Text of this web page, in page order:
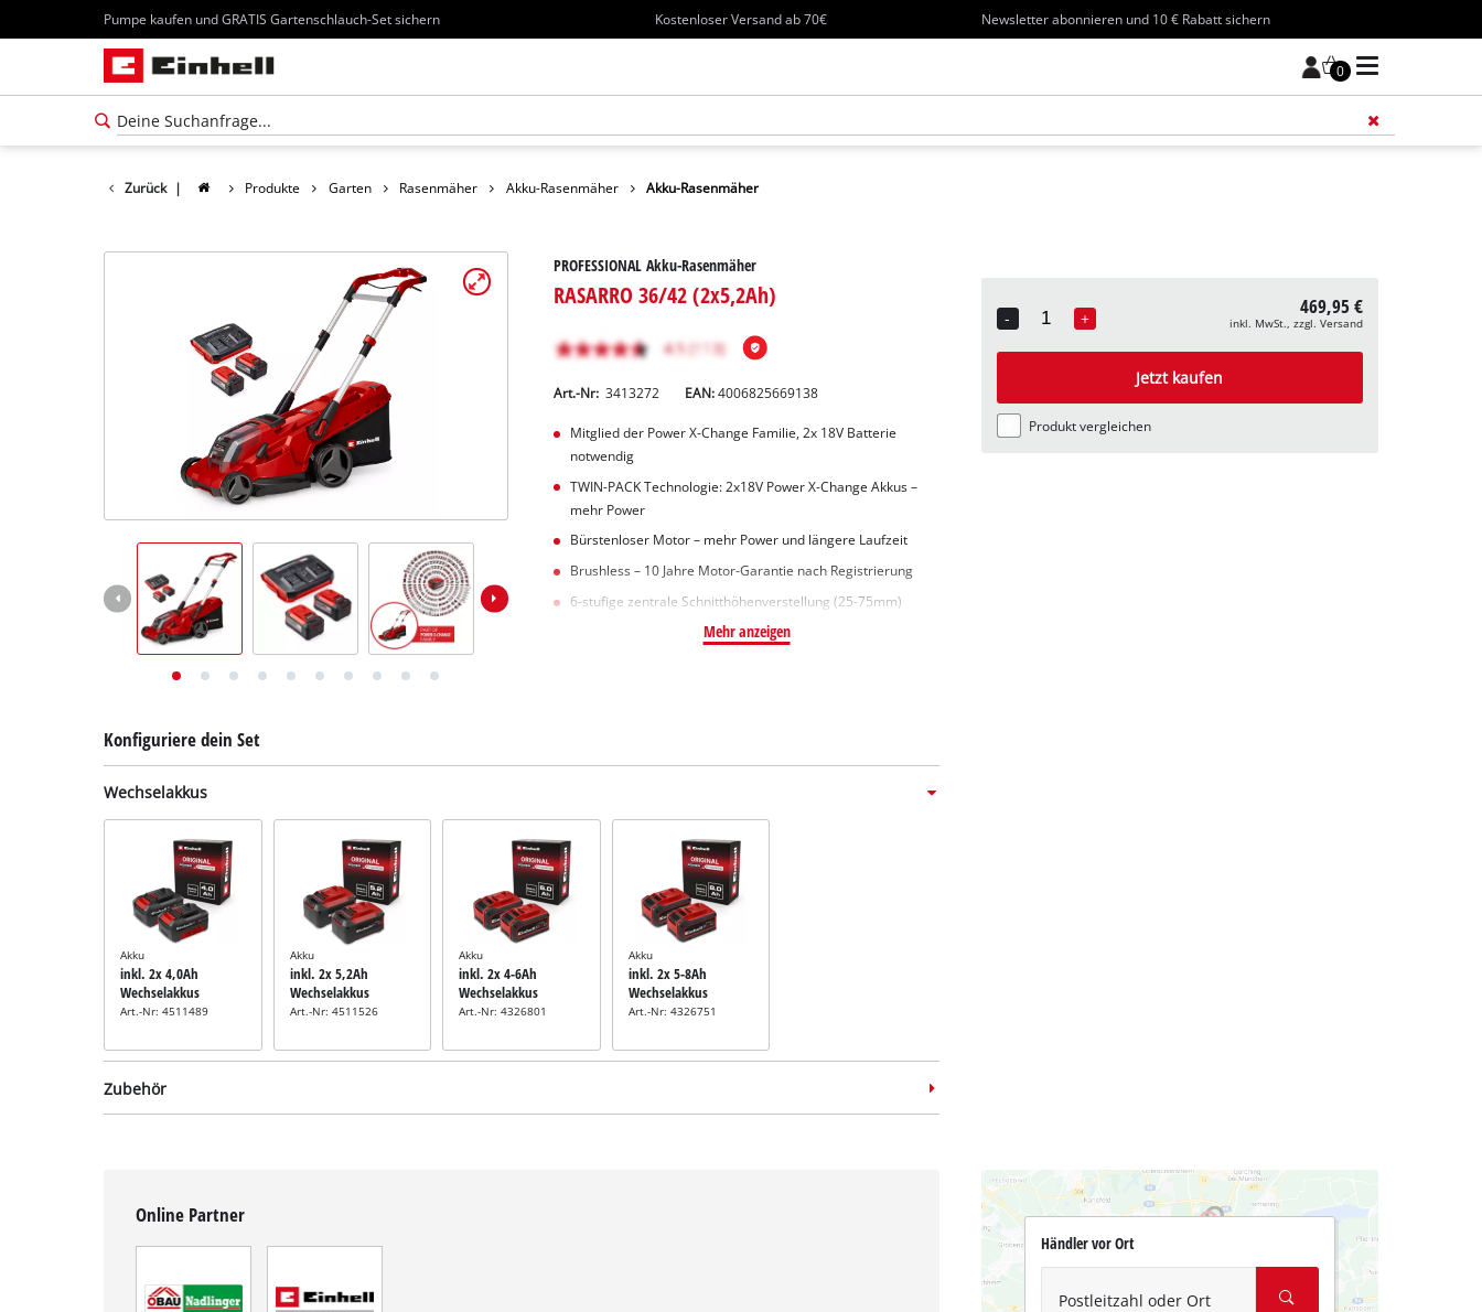
Pumpe kaufen und GRATIS Gartenschlauch-Set sichern Kostenloser Versand ab 70€ Newsletter abonnieren und 10 € Rabatt sichern
0
Zurück | Produkte Garten Rasenmäher Akku-Rasenmäher Akku-Rasenmäher
PROFESSIONAL Akku-Rasenmäher
RASARRO 36/42 (2x5,2Ah)
Art.-Nr: 3413272 EAN:4006825669138
Mitglied der Power X-Change Familie, 2x 18V Batterie
notwendig
TWIN-PACK Technologie: 2x18V Power X-Change Akkus –
mehr Power
Bürstenloser Motor – mehr Power und längere Laufzeit
Brushless – 10 Jahre Motor-Garantie nach Registrierung
6-stufige zentrale Schnitthöhenverstellung (25-75mm)
Mehr anzeigen
Konfiguriere dein Set
Wechselakkus
Akku
inkl. 2x 4,0Ah
Wechselakkus
Art.-Nr: 4511489
Akku
inkl. 2x 5,2Ah
Wechselakkus
Art.-Nr: 4511526
Akku
inkl. 2x 4-6Ah
Wechselakkus
Art.-Nr: 4326801
Akku
inkl. 2x 5-8Ah
Wechselakkus
Art.-Nr: 4326751
Zubehör
-
Quantity
+ 469,95 €
inkl. MwSt., zzgl. Versand
Jetzt kaufen
Produkt vergleichen
Online Partner
Händler vor Ort
Postleitzahl oder Ort